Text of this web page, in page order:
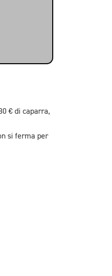
€ di caparra,
si ferma per